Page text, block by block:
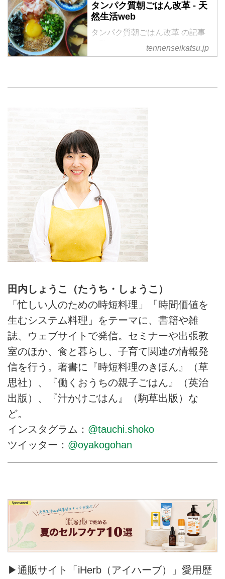
タンパク質朝ごはん改革 - 天
然生活web
タンパク質朝ごはん改革 の記事
tennenseikatsu.jp
田内しょうこ（たうち・しょうこ）
「忙しい人のための時短料理」「時間価値を
生むシステム料理」をテーマに、書籍や雑
誌、ウェブサイトで発信。セミナーや出張教
室のほか、食と暮らし、子育て関連の情報発
信を行う。著書に『時短料理のきほん』（草
思社）、『働くおうちの親子ごはん』（英治
出版）、『汁かけごはん』（駒草出版）な
ど。
インスタグラム： @tauchi.shoko
ツイッター： @oyakogohan
▶通販サイト「iHerb（アイハーブ）」愛用歴